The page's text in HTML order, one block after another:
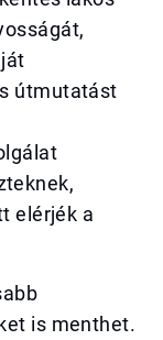
útmutatást
elérjék a
is menthet.